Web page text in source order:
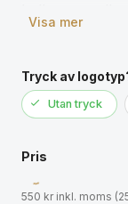
dig varm under
Handtvätta
Använd ej
Material: 100%
Yllefabrik
Visa mer
Tryck av
Utan tryck
Pris
550 kr inkl. moms